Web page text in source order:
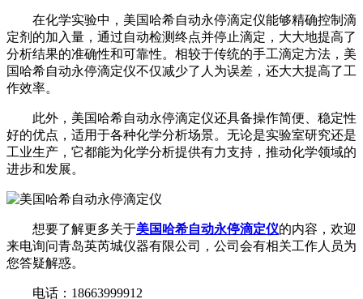
在化学实验中，美国哈希自动永停滴定仪能够精确控制滴
定剂的加入量，通过自动检测终点并停止滴定，大大地提高了
分析结果的准确性和可靠性。相较于传统的手工滴定方法，美
国哈希自动永停滴定仪不仅减少了人为误差，还大大提高了工
作效率。
此外，美国哈希自动永停滴定仪还具备操作简便、稳定性
好的优点，适用于各种化学分析场景。无论是实验室研究还是
工业生产，它都能为化学分析提供有力支持，推动化学领域的
进步和发展。
想要了解更多关于美国哈希自动永停滴定仪的内容，欢迎
来电询问青岛英芮城仪器有限公司，公司会有相关工作人员为
您答疑解惑。
电话：18663999912